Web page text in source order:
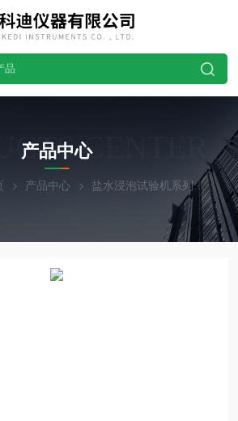
CENTER
产品中心
产品中心 盐水浸泡试验机系列 高